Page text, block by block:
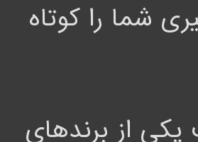
شما را کوتاه
یکی از برندهای